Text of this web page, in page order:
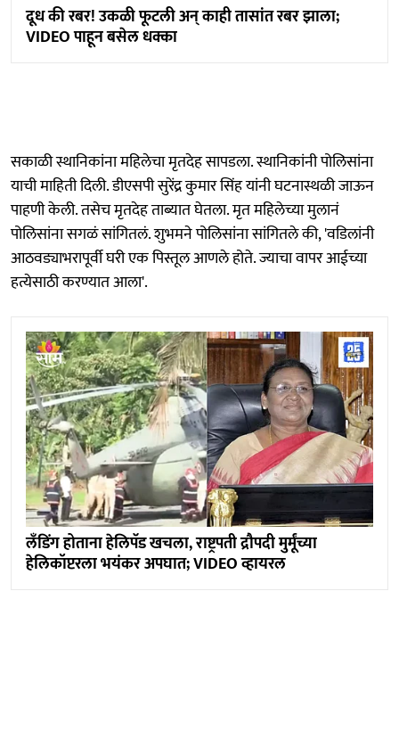
दूध की रबर! उकळी फूटली अन् काही तासांत रबर झाला;
VIDEO पाहून बसेल धक्का
सकाळी स्थानिकांना महिलेचा मृतदेह सापडला. स्थानिकांनी पोलिसांना
याची माहिती दिली. डीएसपी सुरेंद्र कुमार सिंह यांनी घटनास्थळी जाऊन
पाहणी केली. तसेच मृतदेह ताब्यात घेतला. मृत महिलेच्या मुलानं
पोलिसांना सगळं सांगितलं. शुभमने पोलिसांना सांगितले की, 'वडिलांनी
आठवड्याभरापूर्वी घरी एक पिस्तूल आणले होते. ज्याचा वापर आईच्या
हत्येसाठी करण्यात आला'.
लँडिंग होताना हेलिपॅड खचला, राष्ट्रपती द्रौपदी मुर्मूंच्या
हेलिकॉप्टरला भयंकर अपघात; VIDEO व्हायरल